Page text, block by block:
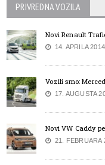
PRIVREDNA VOZILA
Novi Renault
14. APRILA 2014.
Vozili smo:
17. AUGUSTA
Novi VW Caddy
21. FEBRUARA